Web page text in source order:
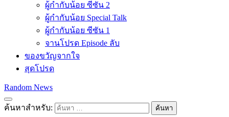
ผู้กำกับน้อย ซีซัน 2
ผู้กำกับน้อย Special Talk
ผู้กำกับน้อย ซีซัน 1
จานโปรด Episode ลับ
ของขวัญจากใจ
สุดโปรด
Random News
ค้นหาสำหรับ: